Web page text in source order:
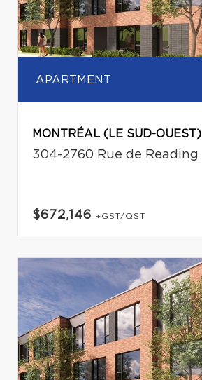
APARTMENT
MONTRÉAL (LE SUD-OUEST)
304-2760 Rue de Reading
$672,146 +GST/QST